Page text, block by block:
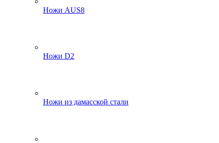
Ножи AUS8
Ножи D2
Ножи из дамасской стали